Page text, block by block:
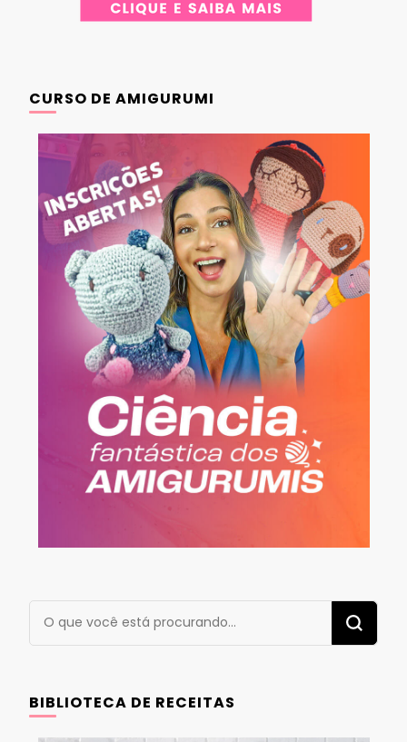
CURSO DE AMIGURUMI
Procurando
algo?
BIBLIOTECA DE RECEITAS